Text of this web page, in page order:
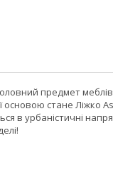
предмет
основою стане Ліжко
в урбаністичні